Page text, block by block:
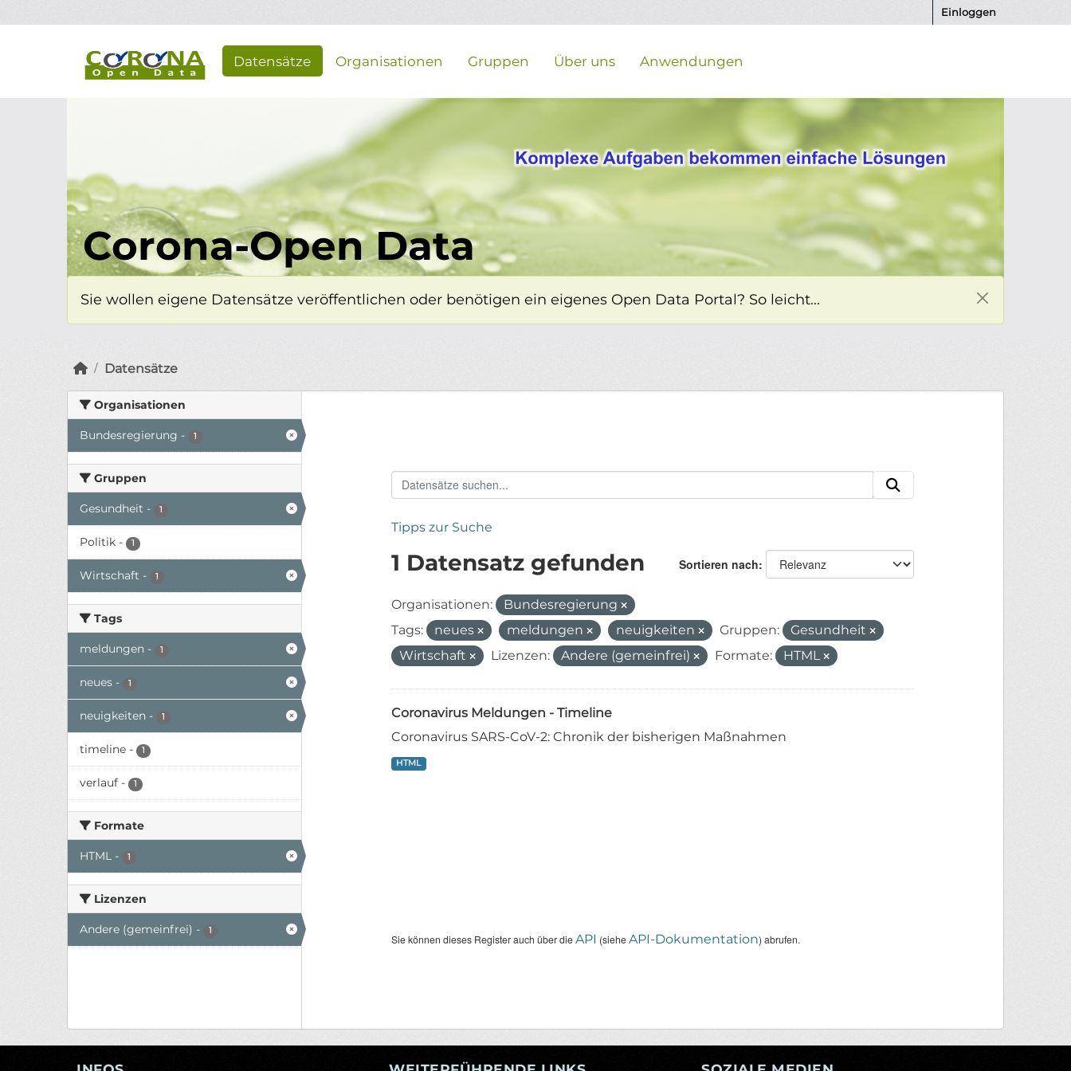
Einloggen
Datensätze Organisationen Gruppen Über uns Anwendungen
Corona-Open Data
Sie wollen eigene Datensätze veröffentlichen oder benötigen ein eigenes Open Data Portal? So leicht...
Datensätze
Organisationen
Bundesregierung - 1
Gruppen
Gesundheit - 1
Politik - 1
Wirtschaft - 1
Tags
meldungen - 1
neues - 1
neuigkeiten - 1
timeline - 1
verlauf - 1
Formate
HTML - 1
Lizenzen
Andere (gemeinfrei) - 1
Tipps zur Suche
Sortieren nach
1 Datensatz gefunden
Organisationen:
Bundesregierung
Tags:
neues meldungen neuigkeiten Gruppen:
Gesundheit
Wirtschaft
Lizenzen: Andere (gemeinfrei) Formate: HTML
Coronavirus Meldungen - Timeline
Coronavirus SARS-CoV-2: Chronik der bisherigen Maßnahmen
HTML
Sie können dieses Register auch über dieAPI (sieheAPI-Dokumentation) abrufen.